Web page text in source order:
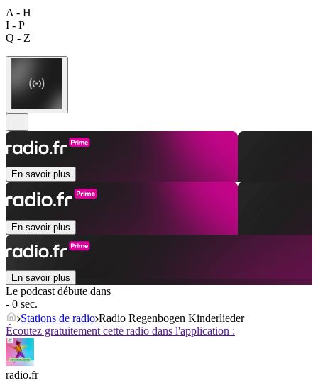
A - H
I - P
Q - Z
En savoir plus
En savoir plus
En savoir plus
Le podcast débute dans
- 0 sec.
Stations de radio Radio Regenbogen Kinderlieder
Écoutez gratuitement cette radio dans l'application :
radio.fr